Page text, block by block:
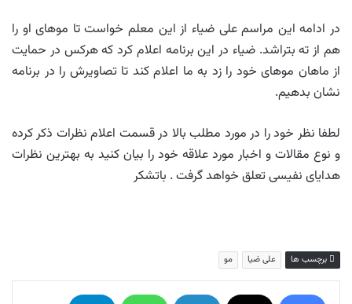
در ادامه این مراسم علی ضیاء از این معلم خواست تا موهای او را
هم از ته بتراشد. ضیاء در این برنامه اعلام کرد که هرکس در حمایت
از ماهان موهای خود را زد به ما اعلام کند تا تصاویرش را در برنامه
نشان بدهیم.
لطفا نظر خود را در مورد مطلب بالا در قسمت اعلام نظرات ذکر کرده
و نوع مقالات و اخبار مورد علاقه خود را بیان کنید به بهترین نظرات
هدایای نفیسی تعلق خواهد گرفت . باتشکر
برچسب ها علی ضیا مو